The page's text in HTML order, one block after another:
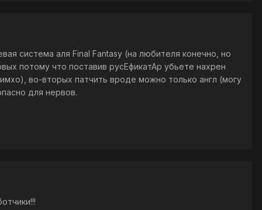
система аля Final Fantasy (на любителя конечно, но
потому что поставив русЕфикатАр убьете нахрен
во-вторых патчить вроде можно только англ (могу
для нервов.